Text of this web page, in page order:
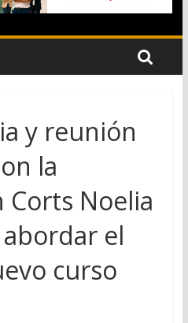
Deveses
y reunión
la
Noelia
el
curso